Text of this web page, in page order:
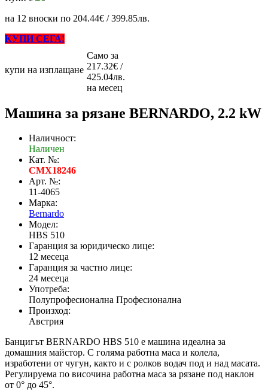
на 12 вноски по 204.44€ / 399.85лв.
КУПИ СЕГА!
купи на изплащане
Само за
217.32€ /
425.04лв.
на месец
Машина за рязане BERNARDO, 2.2 kW
Наличност:
Наличен
Кат. №:
CMX18246
Арт. №:
11-4065
Марка:
Bernardo
Модел:
HBS 510
Гаранция за юридическо лице:
12 месеца
Гаранция за частно лице:
24 месеца
Употреба:
Полупрофесионална Професионална
Произход:
Австрия
Банцигът BERNARDO HBS 510 е машина идеална за
домашния майстор. С голяма работна маса и колела,
изработени от чугун, както и с ролков водач под и над масата.
Регулируема по височина работна маса за рязане под наклон
от 0° до 45°.